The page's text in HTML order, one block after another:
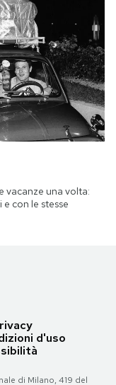
vacanze una volta:
con le stesse
d'uso
di Milano, 419 del